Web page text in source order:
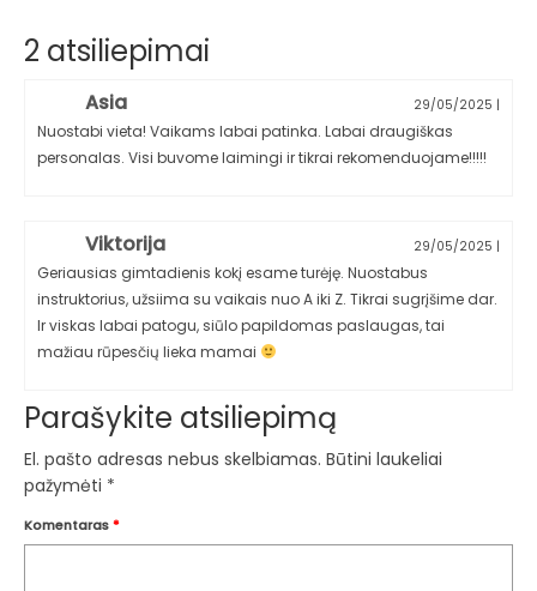
2 atsiliepimai
Asia 29/05/2025 |
Nuostabi vieta! Vaikams labai patinka. Labai draugiškas
personalas. Visi buvome laimingi ir tikrai rekomenduojame!!!!!
Viktorija 29/05/2025 |
Geriausias gimtadienis kokį esame turėję. Nuostabus
instruktorius, užsiima su vaikais nuo A iki Z. Tikrai sugrįšime dar.
Ir viskas labai patogu, siūlo papildomas paslaugas, tai
mažiau rūpesčių lieka mamai
Parašykite atsiliepimą
El. pašto adresas nebus skelbiamas. Būtini laukeliai
pažymėti *
Komentaras*